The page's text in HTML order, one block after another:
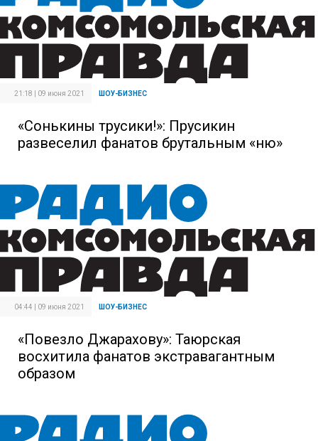
21:18 | 09 июня 2021 ШОУ-БИЗНЕС
«Сонькины трусики!»: Прусикин
развеселил фанатов брутальным «ню»
04:44 | 09 июня 2021 ШОУ-БИЗНЕС
«Повезло Джарахову»: Таюрская
восхитила фанатов экстравагантным
образом